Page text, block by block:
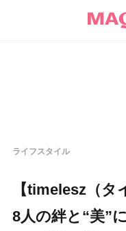
ライフスタイル
【timelesz（タ
8人の絆と“美”